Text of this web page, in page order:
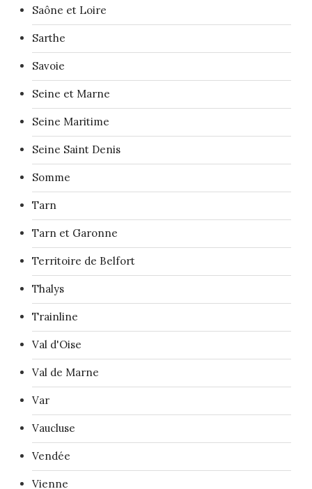
Saône et Loire
Sarthe
Savoie
Seine et Marne
Seine Maritime
Seine Saint Denis
Somme
Tarn
Tarn et Garonne
Territoire de Belfort
Thalys
Trainline
Val d'Oise
Val de Marne
Var
Vaucluse
Vendée
Vienne